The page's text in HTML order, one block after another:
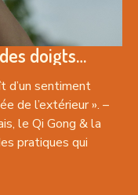
doigts…
d’un sentiment
de l’extérieur ». –
le Qi Gong & la
pratiques qui